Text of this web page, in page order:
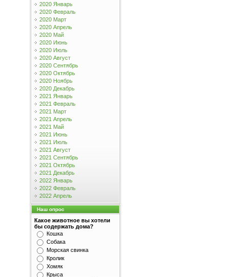
2020 Январь
2020 Февраль
2020 Март
2020 Апрель
2020 Май
2020 Июнь
2020 Июль
2020 Август
2020 Сентябрь
2020 Октябрь
2020 Ноябрь
2020 Декабрь
2021 Январь
2021 Февраль
2021 Март
2021 Апрель
2021 Май
2021 Июнь
2021 Июль
2021 Август
2021 Сентябрь
2021 Октябрь
2021 Декабрь
2022 Январь
2022 Февраль
2022 Апрель
Наш опрос
Какое животное вы хотели
бы содержать дома?
Кошка
Собака
Морская свинка
Кролик
Хомяк
Крыса